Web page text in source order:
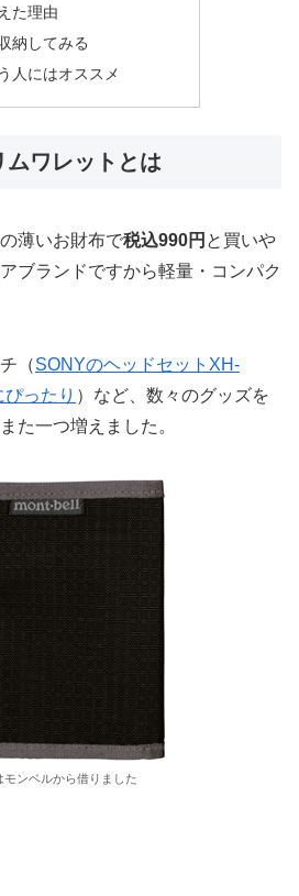
た理由
納してみる
人にはオススメ
ワレットとは
薄いお財布で税込990円 と買いや
ブランドですから軽量・コンパク
（SONYのヘッドセットXH-
ったり ）など、数々のグッズを
た一つ増えました。
モンベルから借りました